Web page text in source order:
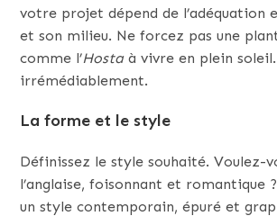
votre projet dépend de l’adéquation
et son milieu. Ne forcez pas une
comme l’Hostaà vivre en plein
irrémédiablement.
La forme et le style
Définissez le style souhaité. Voulez-
l’anglaise, foisonnant et romantique
un style contemporain, épuré et